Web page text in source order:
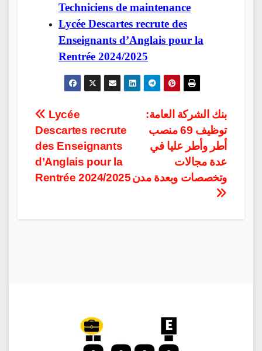
Techniciens de maintenance
Lycée Descartes recrute des
Enseignants d’Anglais pour la
Rentrée 2024/2025
Post
navigation
بنك الشركة العامة:
توظيف 69 منصب
أطر وأطر عليا في
عدة مجالات
وتخصصات وبعدة مدن
Lycée
Descartes recrute
des Enseignants
d’Anglais pour la
Rentrée 2024/2025